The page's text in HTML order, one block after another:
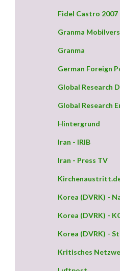
Fidel Castro 2007
Granma
Granma
German Foreign
Global Research
Global Research
Hintergrund
Iran - IRIB
Iran - Press TV
Korea (DVRK) -
Korea (DVRK) -
Korea (DVRK) -
Kritisches